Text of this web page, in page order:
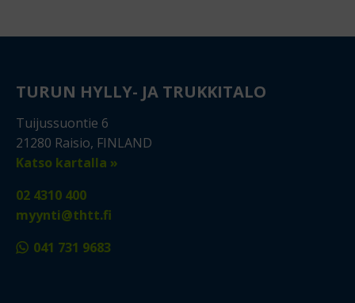
TURUN HYLLY- JA TRUKKITALO
Tuijussuontie 6
21280 Raisio, FINLAND
Katso kartalla »
02 4310 400
myynti@thtt.fi
041 731 9683